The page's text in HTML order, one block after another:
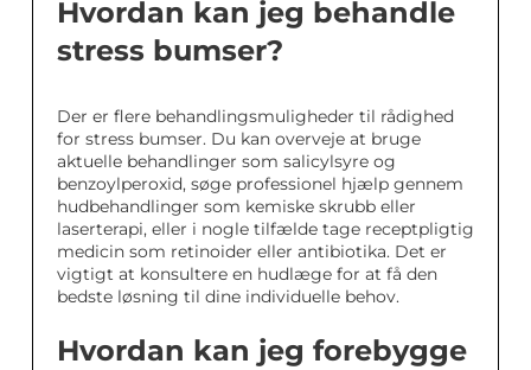
Hvordan kan jeg behandle
stress bumser?
Der er flere behandlingsmuligheder til rådighed
for stress bumser. Du kan overveje at bruge
aktuelle behandlinger som salicylsyre og
benzoylperoxid, søge professionel hjælp gennem
hudbehandlinger som kemiske skrubb eller
laserterapi, eller i nogle tilfælde tage receptpligtig
medicin som retinoider eller antibiotika. Det er
vigtigt at konsultere en hudlæge for at få den
bedste løsning til dine individuelle behov.
Hvordan kan jeg forebygge